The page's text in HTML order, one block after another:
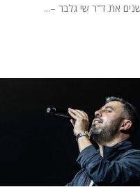
את ד"ר שי גלבר –...